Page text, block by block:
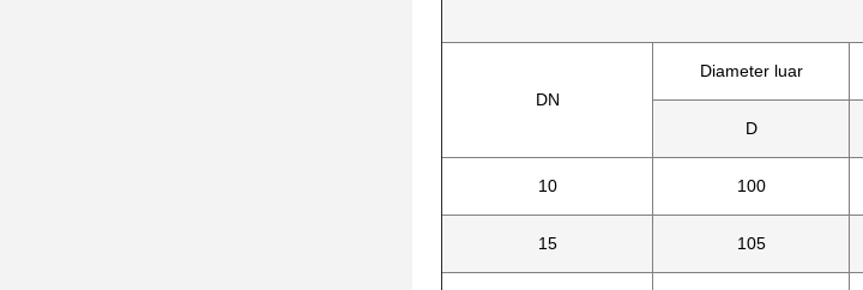
DN
Diameter luar
D
10 100
15 105